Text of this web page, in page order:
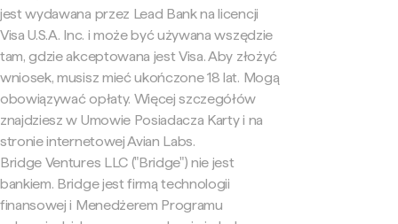
jest wydawana przez Lead Bank na licencji
Visa U.S.A. Inc. i może być używana wszędzie
tam, gdzie akceptowana jest Visa. Aby złożyć
wniosek, musisz mieć ukończone 18 lat. Mogą
obowiązywać opłaty. Więcej szczegółów
znajdziesz w Umowie Posiadacza Karty i na
stronie internetowej Avian Labs.
Bridge Ventures LLC ("Bridge") nie jest
bankiem. Bridge jest firmą technologii
finansowej i Menedżerem Programu